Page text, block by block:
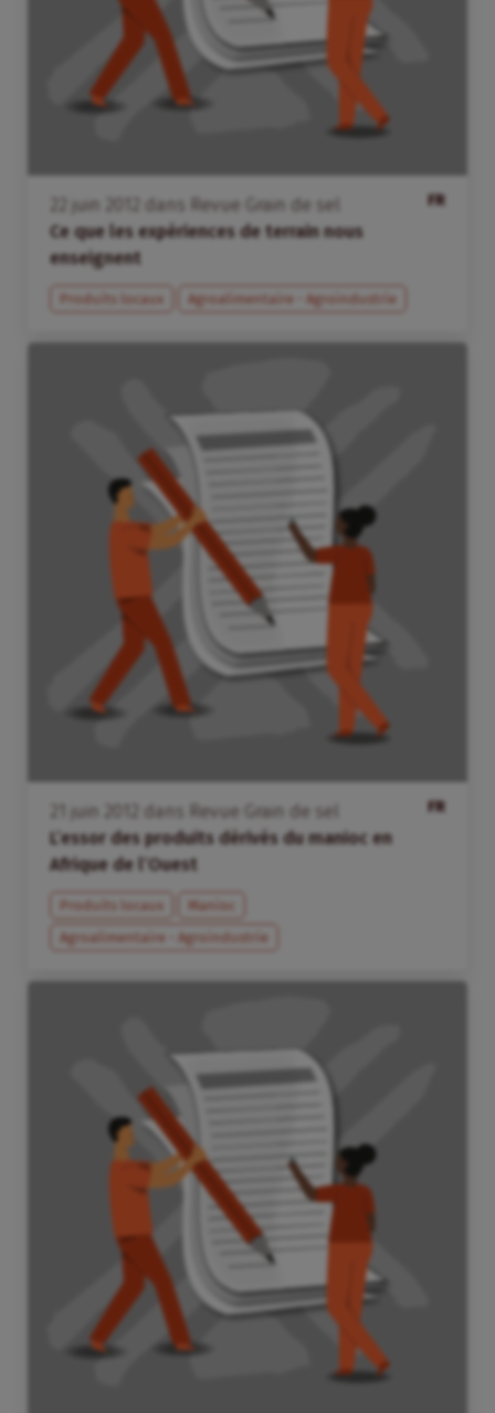
FR
juin dans
Revue Grain de sel
Ce que les expériences de terrain nous
enseignent
Produits locaux Agroalimentaire - Agroindustrie
FR
juin dans
Revue Grain de sel
L’essor des produits dérivés du manioc en
Afrique de l’Ouest
Produits locaux
Manioc
Agroalimentaire - Agroindustrie